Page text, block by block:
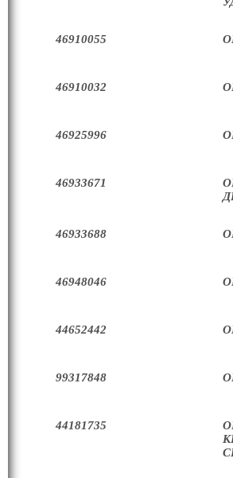
46910055
46910032
46925996
46933671
46933688
46948046
44652442
99317848
44181735